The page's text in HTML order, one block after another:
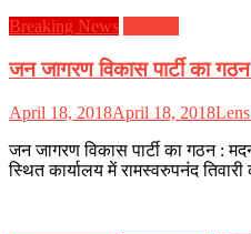
Breaking News
जन जागरण विकास पार्टी का
April 18, 2018April 18, 2018
जन जागरण विकास पार्टी का गठन :
स्थित कार्यालय में रामस्वरुपनंद